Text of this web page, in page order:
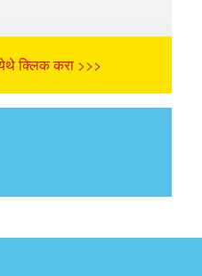
येथे क्लिक करा >>>